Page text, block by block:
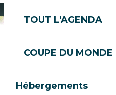
TOUT L'AGENDA
COUPE DU
Hébergements
Club Les Gets
Ecotourisme